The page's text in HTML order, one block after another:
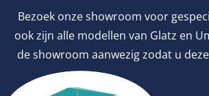
Bezoek onze showroom voor
ook zijn alle modellen van Glatz en
de showroom aanwezig zodat u
inhoud